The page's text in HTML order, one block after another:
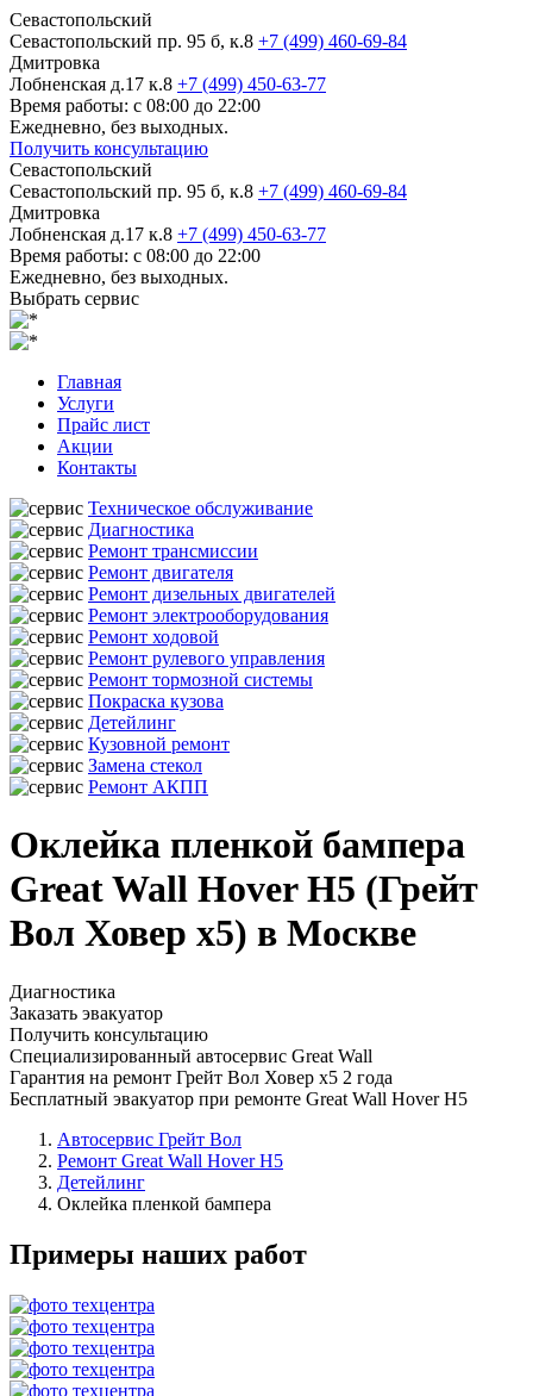
Севастопольский
Севастопольский пр. 95 б, к.8 +7 (499) 460-69-84
Дмитровка
Лобненская д.17 к.8 +7 (499) 450-63-77
Время работы: с 08:00 до 22:00
Ежедневно, без выходных.
Получить консультацию
Севастопольский
Севастопольский пр. 95 б, к.8 +7 (499) 460-69-84
Дмитровка
Лобненская д.17 к.8 +7 (499) 450-63-77
Время работы: с 08:00 до 22:00
Ежедневно, без выходных.
Выбрать сервис
Главная
Услуги
Прайс лист
Акции
Контакты
Техническое обслуживание
Диагностика
Ремонт трансмиссии
Ремонт двигателя
Ремонт дизельных двигателей
Ремонт электрооборудования
Ремонт ходовой
Ремонт рулевого управления
Ремонт тормозной системы
Покраска кузова
Детейлинг
Кузовной ремонт
Замена стекол
Ремонт АКПП
Оклейка пленкой бампера
Great Wall Hover H5 (Грейт
Вол Ховер х5) в Москве
Диагностика
Заказать эвакуатор
Получить консультацию
Специализированный автосервис Great Wall
Гарантия на ремонт Грейт Вол Ховер х5 2 года
Бесплатный эвакуатор при ремонте Great Wall Hover H5
Автосервис Грейт Вол
Ремонт Great Wall Hover H5
Детейлинг
Оклейка пленкой бампера
Примеры наших работ